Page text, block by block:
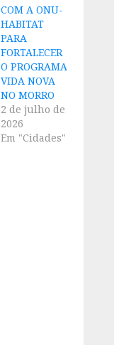
COM A ONU-
HABITAT
PARA
FORTALECER
O PROGRAMA
VIDA NOVA
NO MORRO
2 de julho de
2026
Em "Cidades"